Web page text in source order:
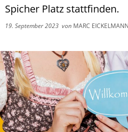
Spicher Platz stattfinden.
19. September 2023 von MARC EICKELMANN